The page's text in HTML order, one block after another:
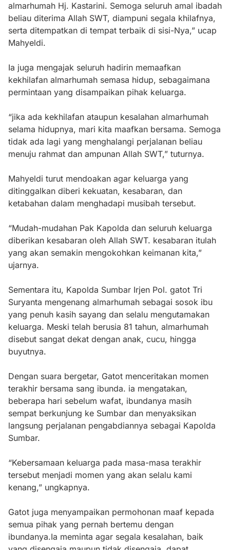
almarhumah Hj. Kastarini. Semoga seluruh amal ibadah
beliau diterima Allah SWT, diampuni segala khilafnya,
serta ditempatkan di tempat terbaik di sisi-Nya,” ucap
Mahyeldi.
Ia juga mengajak seluruh hadirin memaafkan
kekhilafan almarhumah semasa hidup, sebagaimana
permintaan yang disampaikan pihak keluarga.
“jika ada kekhilafan ataupun kesalahan almarhumah
selama hidupnya, mari kita maafkan bersama. Semoga
tidak ada lagi yang menghalangi perjalanan beliau
menuju rahmat dan ampunan Allah SWT,” tuturnya.
Mahyeldi turut mendoakan agar keluarga yang
ditinggalkan diberi kekuatan, kesabaran, dan
ketabahan dalam menghadapi musibah tersebut.
“Mudah-mudahan Pak Kapolda dan seluruh keluarga
diberikan kesabaran oleh Allah SWT. kesabaran itulah
yang akan semakin mengokohkan keimanan kita,”
ujarnya.
Sementara itu, Kapolda Sumbar Irjen Pol. gatot Tri
Suryanta mengenang almarhumah sebagai sosok ibu
yang penuh kasih sayang dan selalu mengutamakan
keluarga. Meski telah berusia 81 tahun, almarhumah
disebut sangat dekat dengan anak, cucu, hingga
buyutnya.
Dengan suara bergetar, Gatot menceritakan momen
terakhir bersama sang ibunda. ia mengatakan,
beberapa hari sebelum wafat, ibundanya masih
sempat berkunjung ke Sumbar dan menyaksikan
langsung perjalanan pengabdiannya sebagai Kapolda
Sumbar.
“Kebersamaan keluarga pada masa-masa terakhir
tersebut menjadi momen yang akan selalu kami
kenang,” ungkapnya.
Gatot juga menyampaikan permohonan maaf kepada
semua pihak yang pernah bertemu dengan
ibundanya.Ia meminta agar segala kesalahan, baik